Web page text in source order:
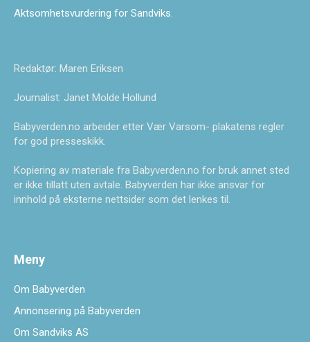
Aktsomhetsvurdering for Sandviks.
Redaktør: Maren Eriksen
Journalist: Janet Molde Hollund
Babyverden.no arbeider etter Vær Varsom- plakatens regler
for god presseskikk.
Kopiering av materiale fra Babyverden.no for bruk annet sted
er ikke tillatt uten avtale. Babyverden har ikke ansvar for
innhold på eksterne nettsider som det lenkes til.
Meny
Om Babyverden
Annonsering på Babyverden
Om Sandviks AS